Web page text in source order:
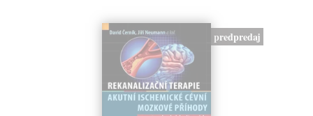
predpredaj